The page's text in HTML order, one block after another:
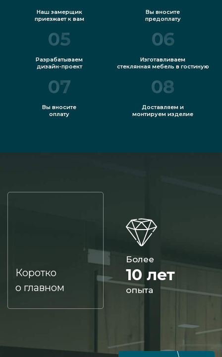
Наш замерщик
приезжает к вам
Вы вносите
предоплату
05
Разрабатываем
дизайн-проект
06
Изготавливаем
стеклянная мебель в гостиную
07
Вы вносите
оплату
08
Доставляем и
монтируем изделие
Коротко
о главном
Более
10 лет
опыта